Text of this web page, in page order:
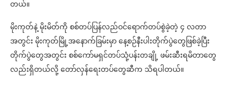
တယ်။
မိုးကုတ်နဲ့ မိုးမိတ်ကို စစ်တပ်ပြန်လည်ဝင်ရောက်တပ်စွဲခဲ့တဲ့ ၄ လတာ
အတွင်း မိုးကုတ်မြို့အနောက်ခြမ်းမှာ နေ့စဉ်နီးပါးတိုက်ပွဲတွေဖြစ်ခဲ့ပြီး
တိုက်ပွဲတွေအတွင်း စစ်ကော်မရှင်တပ်သုံ့ပန်းတချို့ ဖမ်းဆီးရမိတာတွေ
လည်းရှိတယ်လို့ တော်လှန်ရေးတပ်တွေဆီက သိရပါတယ်။